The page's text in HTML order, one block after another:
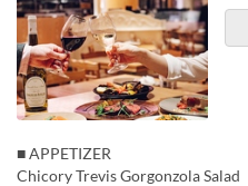
■ APPETIZER
Chicory Trevis Gorgonzola Salad